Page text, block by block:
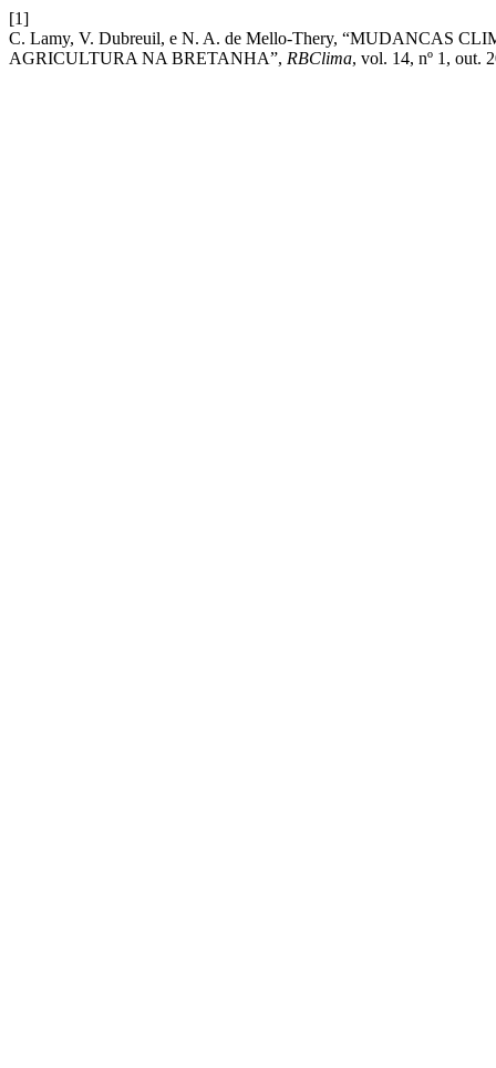
[1]
C. Lamy, V. Dubreuil, e N. A. de Mello-Thery, “MUDANCAS
AGRICULTURA NA BRETANHA”, RBClima, vol. 14, nº 1, out.